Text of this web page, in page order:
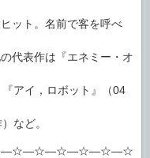
ット。名前で客を呼べ
代表作は『エネミー・オ
『アイ，ロボット』（04
など。